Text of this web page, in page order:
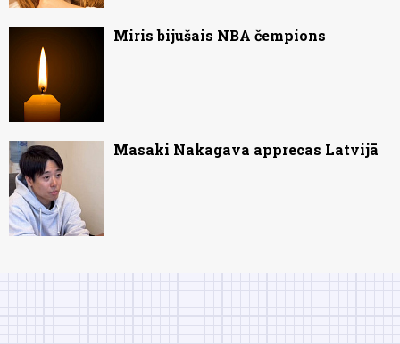
Miris bijušais NBA čempions
Masaki Nakagava apprecas Latvijā